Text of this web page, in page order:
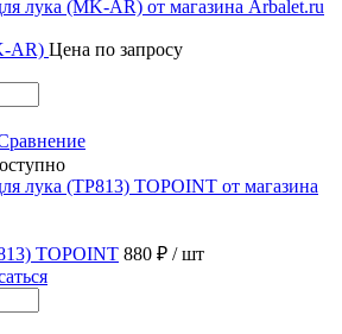
AR) Цена по запросу
TOPOINT 880 ₽ / шт